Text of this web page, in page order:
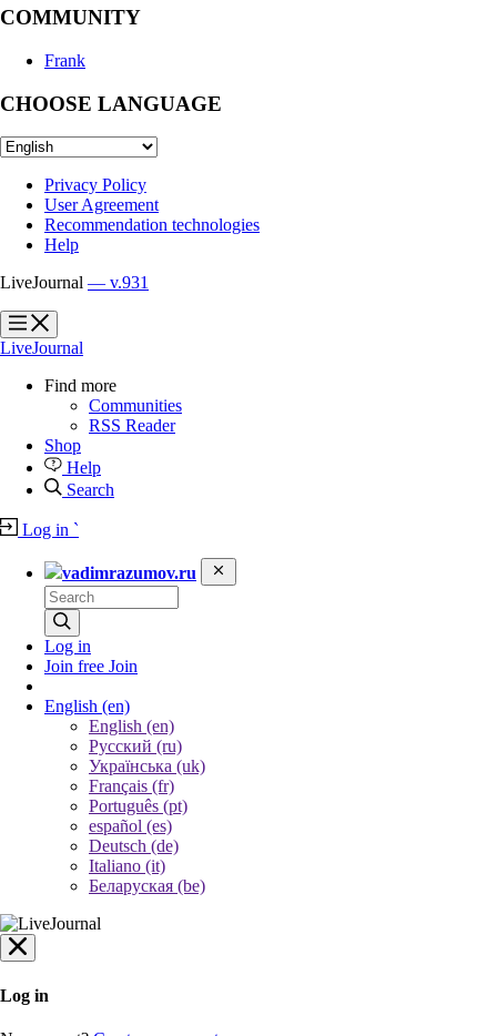
COMMUNITY
Frank
CHOOSE LANGUAGE
Privacy Policy
User Agreement
Recommendation technologies
Help
LiveJournal — v.931
?
?
LiveJournal
Find more
Communities
RSS Reader
Shop
Help
Search
Log in `
vadimrazumov.ru
Log in
Join free Join
English (en)
English (en)
Русский (ru)
Українська (uk)
Français (fr)
Português (pt)
español (es)
Deutsch (de)
Italiano (it)
Беларуская (be)
Log in